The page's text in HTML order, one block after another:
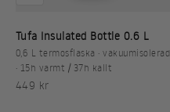
Tufa Insulated Bottle 0.6 L
0,6 L termosflaska · vakuumisolerad
· 15h varmt / 37h kallt
REA-pris
449 kr